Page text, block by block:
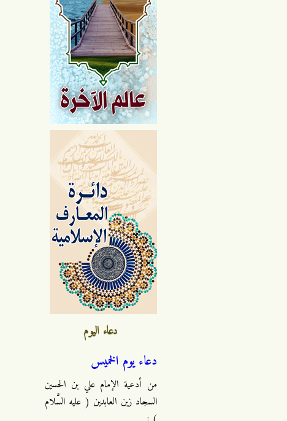
دعاء اليوم
دعاء يوم الخميس
من أدعية الإمام علي بن الحسين
السجاد زين العابدين ( عليه السَّلام